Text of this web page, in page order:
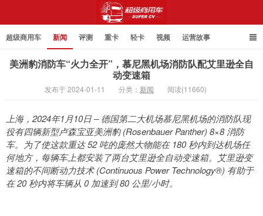
超级商用车
超级商用车 新闻 评测 重卡 轻卡 视频 运营故事
美洲豹消防车“火力全开”，慕尼黑机场消防队配艾里逊全自
动变速箱
发布于 2024-01-11 分类： 新闻 阅读(11660)
上海，2024年1月10日 – 德国第二大机场慕尼黑机场的消防队现
役有四辆新型卢森宝亚美洲豹 (Rosenbauer Panther) 8×8 消防
车。为了使这款重达 52 吨的庞然大物能在 180 秒内到达机场任
何地方，每辆车上都安装了两台艾里逊全自动变速箱。艾里逊变
速箱的不间断动力技术 (Continuous Power Technology®) 有助于
在 20 秒内将车辆从 0 加速到 80 公里/小时。